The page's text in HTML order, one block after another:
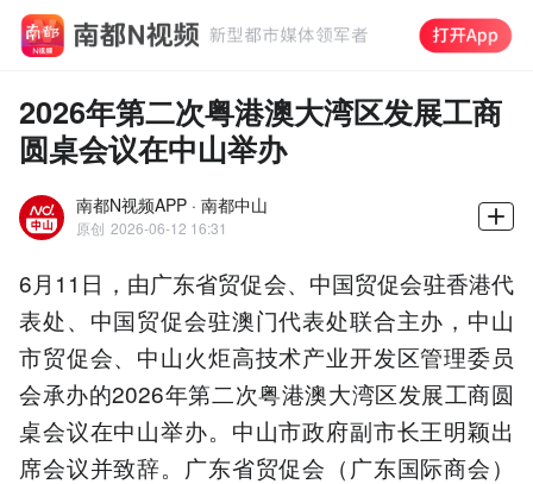
2026年第二次粤港澳大湾区发展工商
圆桌会议在中山举办
南都N视频APP · 南都中山
原创 2026-06-12 16:31
6月11日，由广东省贸促会、中国贸促会驻香港代
表处、中国贸促会驻澳门代表处联合主办，中山
市贸促会、中山火炬高技术产业开发区管理委员
会承办的2026年第二次粤港澳大湾区发展工商圆
桌会议在中山举办。中山市政府副市长王明颖出
席会议并致辞。广东省贸促会（广东国际商会）